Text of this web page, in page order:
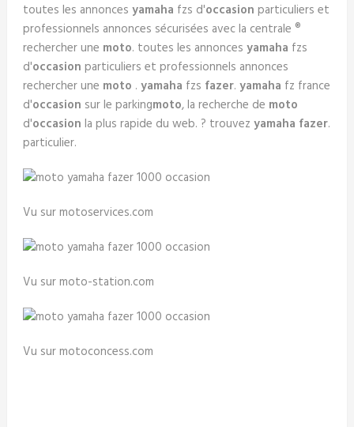
toutes les annonces yamaha fzs d'occasion particuliers et
professionnels annonces sécurisées avec la centrale ®
rechercher une moto. toutes les annonces yamaha fzs
d'occasion particuliers et professionnels annonces
rechercher une moto . yamaha fzs fazer. yamaha fz france
d'occasion sur le parkingmoto, la recherche de moto
d'occasion la plus rapide du web. ? trouvez yamaha fazer.
particulier.
Vu sur motoservices.com
Vu sur moto-station.com
Vu sur motoconcess.com